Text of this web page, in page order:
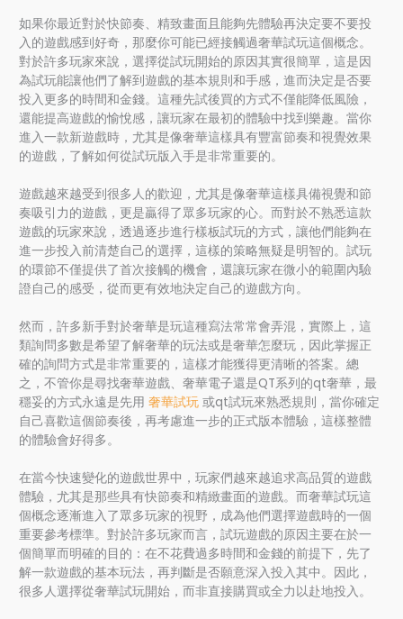
如果你最近對於快節奏、精致畫面且能夠先體驗再決定要不要投
入的遊戲感到好奇，那麼你可能已經接觸過奢華試玩這個概念。
對於許多玩家來說，選擇從試玩開始的原因其實很簡單，這是因
為試玩能讓他們了解到遊戲的基本規則和手感，進而決定是否要
投入更多的時間和金錢。這種先試後買的方式不僅能降低風險，
還能提高遊戲的愉悅感，讓玩家在最初的體驗中找到樂趣。當你
進入一款新遊戲時，尤其是像奢華這樣具有豐富節奏和視覺效果
的遊戲，了解如何從試玩版入手是非常重要的。
遊戲越來越受到很多人的歡迎，尤其是像奢華這樣具備視覺和節
奏吸引力的遊戲，更是贏得了眾多玩家的心。而對於不熟悉這款
遊戲的玩家來說，透過逐步進行樣板試玩的方式，讓他們能夠在
進一步投入前清楚自己的選擇，這樣的策略無疑是明智的。試玩
的環節不僅提供了首次接觸的機會，還讓玩家在微小的範圍內驗
證自己的感受，從而更有效地決定自己的遊戲方向。
然而，許多新手對於奢華是玩這種寫法常常會弄混，實際上，這
類詢問多數是希望了解奢華的玩法或是奢華怎麼玩，因此掌握正
確的詢問方式是非常重要的，這樣才能獲得更清晰的答案。總
之，不管你是尋找奢華遊戲、奢華電子還是QT系列的qt奢華，最
穩妥的方式永遠是先用奢華試玩 或qt試玩來熟悉規則，當你確定
自己喜歡這個節奏後，再考慮進一步的正式版本體驗，這樣整體
的體驗會好得多。
在當今快速變化的遊戲世界中，玩家們越來越追求高品質的遊戲
體驗，尤其是那些具有快節奏和精緻畫面的遊戲。而奢華試玩這
個概念逐漸進入了眾多玩家的視野，成為他們選擇遊戲時的一個
重要參考標準。對於許多玩家而言，試玩遊戲的原因主要在於一
個簡單而明確的目的：在不花費過多時間和金錢的前提下，先了
解一款遊戲的基本玩法，再判斷是否願意深入投入其中。因此，
很多人選擇從奢華試玩開始，而非直接購買或全力以赴地投入。